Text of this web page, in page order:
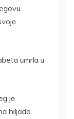
umrla u
je
hiljada